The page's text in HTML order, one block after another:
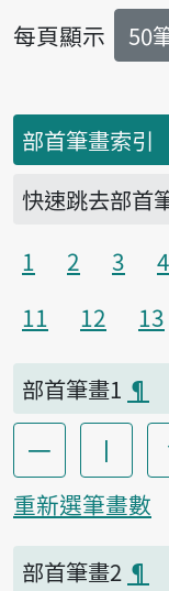
每頁顯示 50
部首筆畫索引
快速跳去部首
1
2 3 4
11
12 13
部首筆畫1 ¶
一 丨
重新選筆畫數
部首筆畫2 ¶